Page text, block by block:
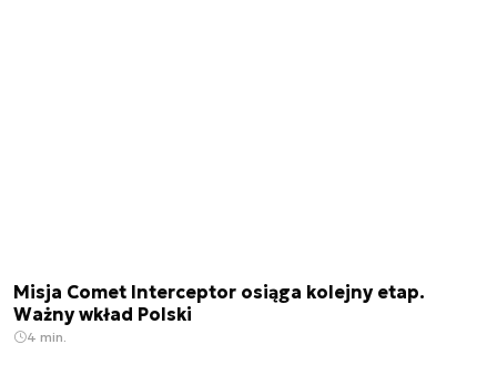
Misja Comet Interceptor osiąga kolejny etap.
Ważny wkład Polski
4 min.